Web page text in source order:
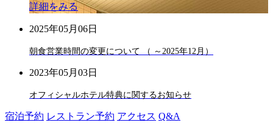
詳細をみる
2025年05月06日
朝食営業時間の変更について （ ～2025年12月）
2023年05月03日
オフィシャルホテル特典に関するお知らせ
宿泊予約 レストラン予約 アクセス Q&A